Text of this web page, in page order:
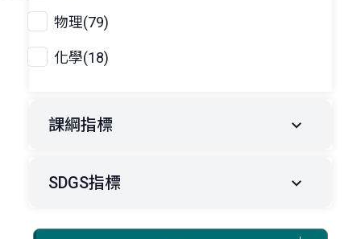
物理(79)
化學(18)
課綱指標
SDGS指標